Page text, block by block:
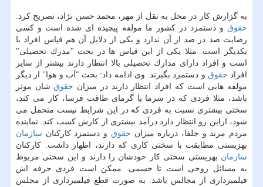
به گزارش كار در محل به نقل از مهر، محمد حسن نژاد، تصریح كرد:
حقوق و دستمزد در كشور ما مولفه پیچیده ای شده است و كسی
رضایت صد در صد از آن ندارد و یكی از دلایل آن هم قیاس افراد با
یكدیگر است. مثلا یكی از این قیاس ها در بحث "مدرك تحصیلی"
است و افراد دارای مدارك تحصیلی بالا انتظار دارند بیشتر از سایر
افراد حقوق و دستمزد بگیرند. وی ادامه داد: بحث "آب و هوا" از دیگر
مولفه هایی است كه افراد انتظار دارند در میزان حقوقشان موثر
باشد، مثلا فردی كه در سرما یا گرمای طاقت فرسا، كار می كند،
سختی بیشتری نسبت به فردی كه در این شرایط نیست متحمل می
شود، ازاین رو انتظار دارد درآمد بیشتری از كارش كسب كند. نماینده
مردم مرند و جلفا، درباره میزان حقوق و دستمزد كاركنان سازمان
بهزیستی مطابقت با سختی كاری كه دارند، اظهار داشت: كاركنان
سازمان بهزیستی سختی كار خودشان را دارند و این سختی مربوط
به مسائل روحی است تا جسمی. ممكن است فردی حرفه اش
فیلمبرداری از مجالس باشد. به صورت قطع فیلمبرداری از مجلس